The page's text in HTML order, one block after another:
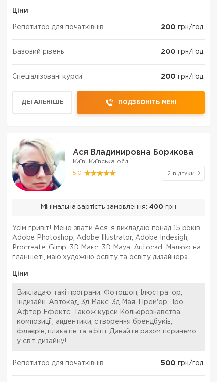
Ціни
Репетитор для початківців 200 грн/год.
Базовий рівень 200 грн/год.
Спеціалізовані курси 200 грн/год.
ДЕТАЛЬНІШЕ ПОДЗВОНІТЬ МЕНІ
Ася Владимировна Борикова
Київ, Київська обл.
5.0 2 відгуки
Мінімальна вартість замовлення: 400 грн
Усім привіт! Мене звати Ася, я викладаю понад 15 років
Adobe Photoshop, Adobe Illustrator, Adobe Indesigh,
Procreate, Gimp, 3D Макс, 3D Maya, Autocad. Малюю на
планшеті, маю художню освіту та освіту дизайнера.
б навчитися. Потім складаю індиві...
Ціни
Викладаю такі програми: Фотошоп, Ілюстратор,
Індизайн, Автокад, 3д Макс, 3д Мая, Прем'ер Про,
Афтер Ефектс. Також курси Кольорознавства,
композиції, айдентики, створення брендбуків,
флаєрів, плакатів та афіш. Давайте разом поринемо
у світ дизайну!
Репетитор для початківців 500 грн/год.